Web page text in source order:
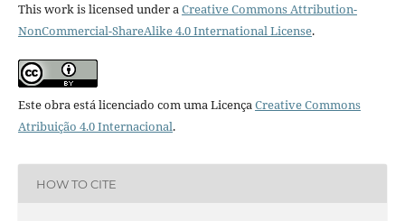
This work is licensed under aCreative Commons Attribution-
NonCommercial-ShareAlike 4.0 International License.
Este obra está licenciado com uma LicençaCreative Commons
Atribuição 4.0 Internacional.
HOW TO CITE